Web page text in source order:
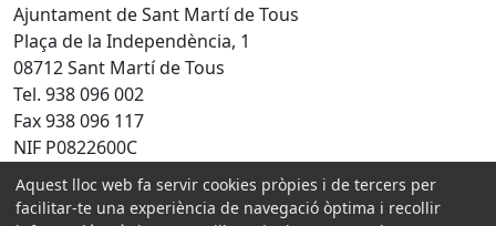
Ajuntament de Sant Martí de Tous
Plaça de la Independència, 1
08712 Sant Martí de Tous
Tel. 938 096 002
Fax 938 096 117
NIF P0822600C
Amb la col·laboració de:
Aquest lloc web fa servir cookies pròpies i de tercers per
facilitar-te una experiència de navegació òptima i recollir